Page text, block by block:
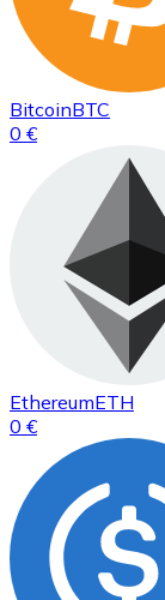
BitcoinBTC
0 €
EthereumETH
0 €